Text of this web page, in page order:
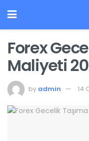
Forex
Maliyeti
by admin 14